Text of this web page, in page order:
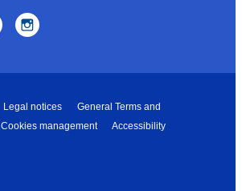
Legal notices
General Terms and
Cookies management Accessibility